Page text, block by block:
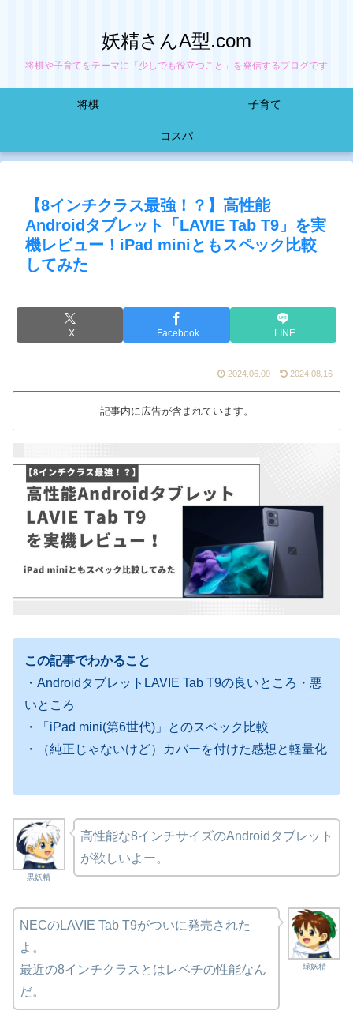
妖精さんA型.com
将棋や子育てをテーマに「少しでも役立つこと」を発信するブログです
将棋 子育て
コスパ
【8インチクラス最強！？】高性能
Androidタブレット「LAVIE Tab T9」を実
機レビュー！iPad miniともスペック比較
してみた
X Facebook LINE
2024.06.09 2024.08.16
記事内に広告が含まれています。
この記事でわかること
・AndroidタブレットLAVIE Tab T9の良いところ・悪
いところ
・「iPad mini(第6世代)」とのスペック比較
・（純正じゃないけど）カバーを付けた感想と軽量化
黒妖精
高性能な8インチサイズのAndroidタブレット
が欲しいよー。
緑妖精
NECのLAVIE Tab T9がついに発売された
よ。
最近の8インチクラスとはレベチの性能なん
だ。